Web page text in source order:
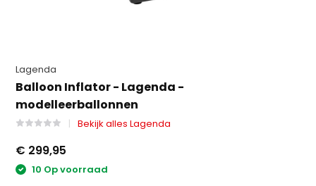
Lagenda
Balloon Inflator - Lagenda -
modelleerballonnen
Bekijk alles Lagenda
€ 299,95
10 Op voorraad